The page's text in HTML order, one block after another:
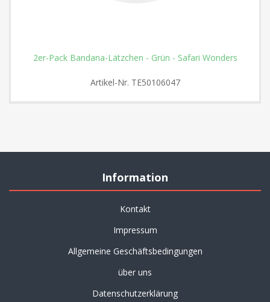
2er-Pack Bandana-Lätzchen - Grün - Safari Wonders
Artikel-Nr. TE50106047
Information
Kontakt
Impressum
Allgemeine Geschäftsbedingungen
über uns
Datenschutzerklärung